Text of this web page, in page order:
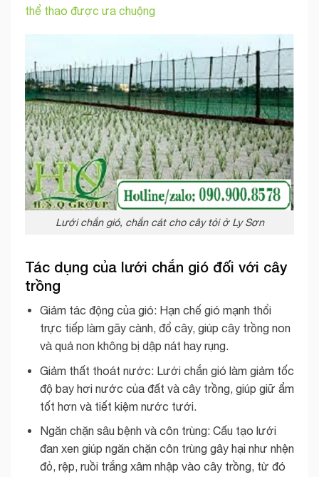
thể thao được ưa chuộng
Lưới chắn gió, chắn cát cho cây tỏi ở Ly Sơn
Tác dụng của lưới chắn gió đối với cây
trồng
Giảm tác động của gió: Hạn chế gió mạnh thổi
trực tiếp làm gãy cành, đổ cây, giúp cây trồng non
và quả non không bị dập nát hay rụng.
Giảm thất thoát nước: Lưới chắn gió làm giảm tốc
độ bay hơi nước của đất và cây trồng, giúp giữ ẩm
tốt hơn và tiết kiệm nước tưới.
Ngăn chặn sâu bệnh và côn trùng: Cấu tạo lưới
đan xen giúp ngăn chặn côn trùng gây hại như nhện
đỏ, rệp, ruồi trắng xâm nhập vào cây trồng, từ đó